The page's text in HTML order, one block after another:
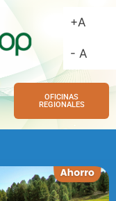
+A
- A
OFICINAS
REGIONALES